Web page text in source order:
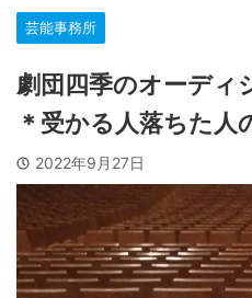
芸能事務所
劇団四季のオーディ
＊受かる人落ちた人
2022年9月27日